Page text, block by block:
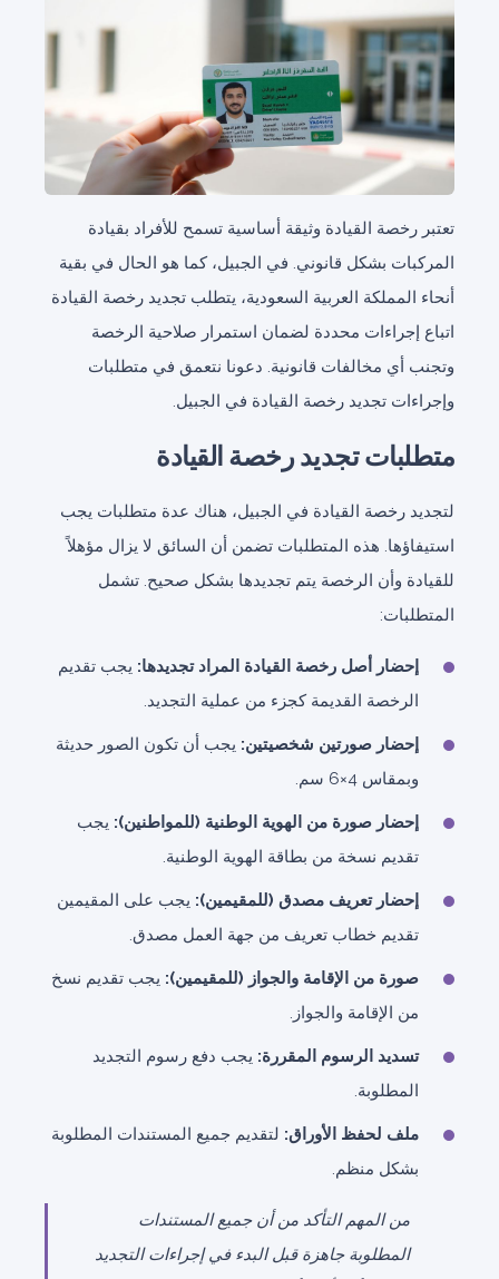
تعتبر رخصة القيادة وثيقة أساسية تسمح للأفراد بقيادة
المركبات بشكل قانوني. في الجبيل، كما هو الحال في بقية
أنحاء المملكة العربية السعودية، يتطلب تجديد رخصة القيادة
اتباع إجراءات محددة لضمان استمرار صلاحية الرخصة
وتجنب أي مخالفات قانونية. دعونا نتعمق في متطلبات
وإجراءات تجديد رخصة القيادة في الجبيل.
متطلبات تجديد رخصة القيادة
لتجديد رخصة القيادة في الجبيل، هناك عدة متطلبات يجب
استيفاؤها. هذه المتطلبات تضمن أن السائق لا يزال مؤهلاً
للقيادة وأن الرخصة يتم تجديدها بشكل صحيح. تشمل
المتطلبات:
إحضار أصل رخصة القيادة المراد تجديدها: يجب تقديم
الرخصة القديمة كجزء من عملية التجديد.
إحضار صورتين شخصيتين: يجب أن تكون الصور حديثة
وبمقاس 4×6 سم.
إحضار صورة من الهوية الوطنية (للمواطنين): يجب
تقديم نسخة من بطاقة الهوية الوطنية.
إحضار تعريف مصدق (للمقيمين): يجب على المقيمين
تقديم خطاب تعريف من جهة العمل مصدق.
صورة من الإقامة والجواز (للمقيمين): يجب تقديم نسخ
من الإقامة والجواز.
تسديد الرسوم المقررة: يجب دفع رسوم التجديد
المطلوبة.
ملف لحفظ الأوراق: لتقديم جميع المستندات المطلوبة
بشكل منظم.
من المهم التأكد من أن جميع المستندات
المطلوبة جاهزة قبل البدء في إجراءات التجديد